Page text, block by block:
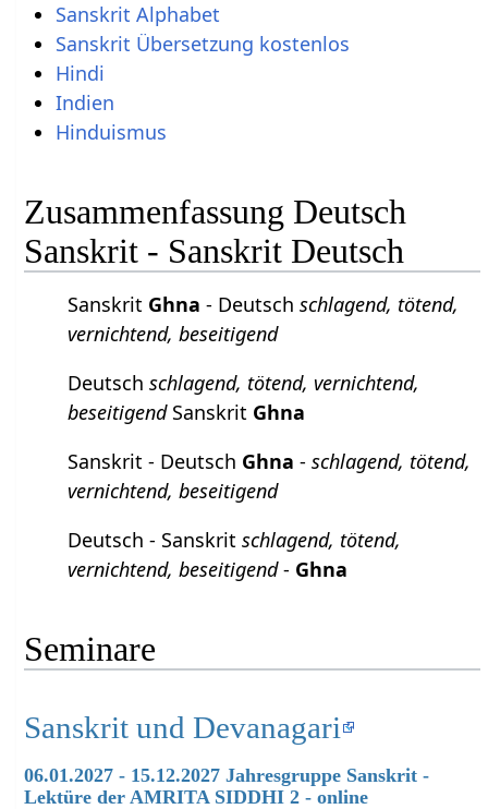
Sanskrit Alphabet
Sanskrit Übersetzung kostenlos
Hindi
Indien
Hinduismus
Zusammenfassung Deutsch
Sanskrit - Sanskrit Deutsch
Sanskrit Ghna - Deutschschlagend, tötend,
vernichtend, beseitigend
Deutschschlagend, tötend, vernichtend,
beseitigendSanskrit Ghna
Sanskrit - Deutsch Ghna -schlagend, tötend,
vernichtend, beseitigend
Deutsch - Sanskritschlagend, tötend,
vernichtend, beseitigend- Ghna
Seminare
Sanskrit und Devanagari
06.01.2027 - 15.12.2027 Jahresgruppe Sanskrit -
Lektüre der AMRITA SIDDHI 2 - online